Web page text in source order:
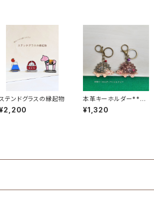
ステンドグラスの縁起物
本革キーホルダー***
ハリネズミ***
¥1,320